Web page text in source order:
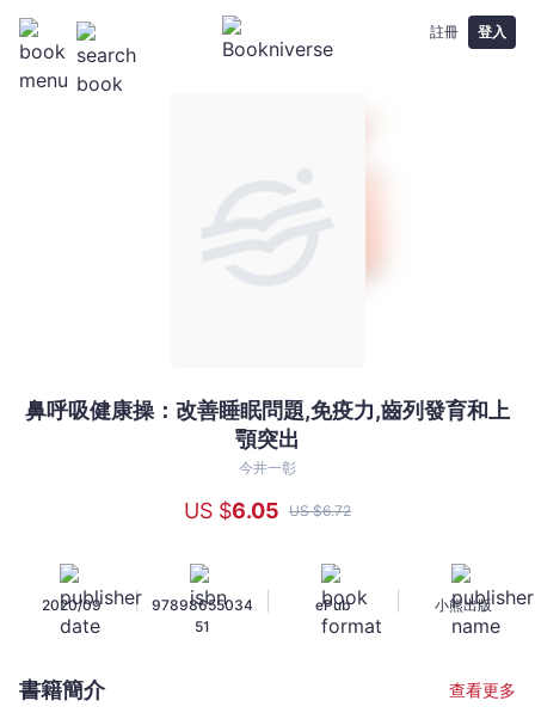
註冊 登入
鼻
問
鼻呼吸健康操：改善睡眠問題,免疫力,齒列發育和上
顎突出
今井一彰
US $6.05 US $6.72
2020/09 |
97898655034
51
ePub 小熊出版
書籍簡介 查看更多